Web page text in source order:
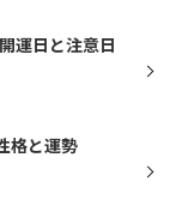
運日と注意日
格と運勢